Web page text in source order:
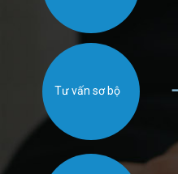
Tư vấn sơ bộ